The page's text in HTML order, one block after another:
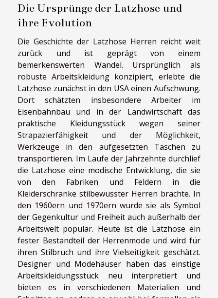
Die Ursprünge der Latzhose und
ihre Evolution
Die Geschichte der Latzhose Herren reicht weit
zurück und ist geprägt von einem
bemerkenswerten Wandel. Ursprünglich als
robuste Arbeitskleidung konzipiert, erlebte die
Latzhose zunächst in den USA einen Aufschwung.
Dort schätzten insbesondere Arbeiter im
Eisenbahnbau und in der Landwirtschaft das
praktische Kleidungsstück wegen seiner
Strapazierfähigkeit und der Möglichkeit,
Werkzeuge in den aufgesetzten Taschen zu
transportieren. Im Laufe der Jahrzehnte durchlief
die Latzhose eine modische Entwicklung, die sie
von den Fabriken und Feldern in die
Kleiderschränke stilbewusster Herren brachte. In
den 1960ern und 1970ern wurde sie als Symbol
der Gegenkultur und Freiheit auch außerhalb der
Arbeitswelt populär. Heute ist die Latzhose ein
fester Bestandteil der Herrenmode und wird für
ihren Stilbruch und ihre Vielseitigkeit geschätzt.
Designer und Modehäuser haben das einstige
Arbeitskleidungsstück neu interpretiert und
bieten es in verschiedenen Materialien und